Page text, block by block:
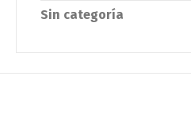
Sin categoría